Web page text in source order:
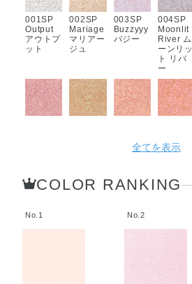
013P
ィロウ
ツリー
014P
ト
ウル フ
ード
016P 3-
6-2 スリ
ーシック
スツー
001SP
Output
アウトプ
ット
002SP
Mariage
マリアー
ジュ
003SP
Buzzyyy
バジー
004SP
Moonlit
River ム
ーンリッ
ト リバ
ー
ziii パパ
ラッチ
Bottle ポ
ップ ザ
013SP
014SP
015SP
Spontan
eous ス
ポンティ
ニアス
016SP
Dont Be
Shy ドン
ト ビー
シャイ
全てを表示
COLOR RANKING
No.1 No.2